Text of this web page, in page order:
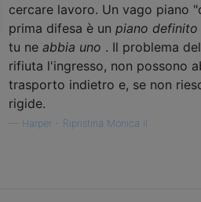
cercare lavoro. Un vago piano
prima difesa è un piano
tu ne abbia uno . Il problema
rifiuta l'ingresso, non possono
trasporto indietro e, se non
rigide.
Harper - Ripristina Monica il